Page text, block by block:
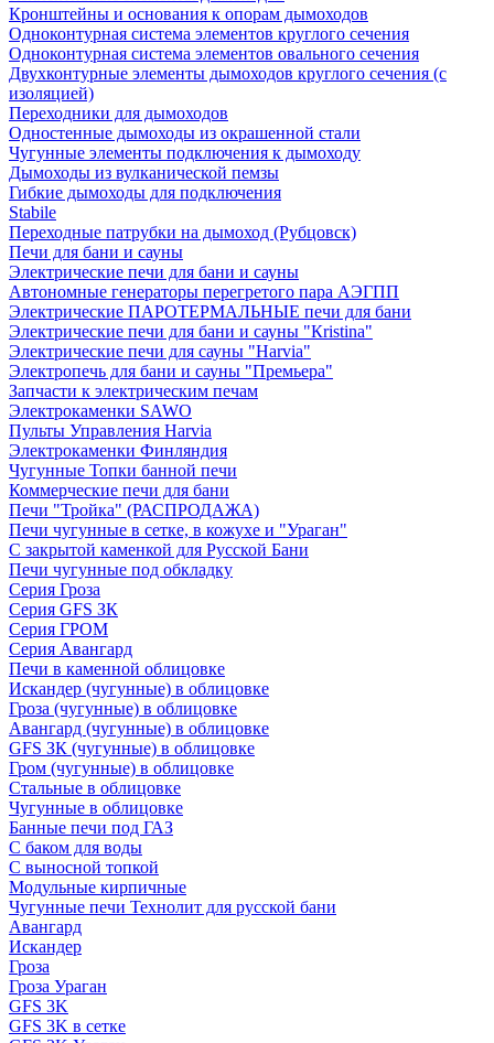
Кронштейны и основания к опорам дымоходов
Одноконтурная система элементов круглого сечения
Одноконтурная система элементов овального сечения
Двухконтурные элементы дымоходов круглого сечения (с
изоляцией)
Переходники для дымоходов
Одностенные дымоходы из окрашенной стали
Чугунные элементы подключения к дымоходу
Дымоходы из вулканической пемзы
Гибкие дымоходы для подключения
Stabile
Переходные патрубки на дымоход (Рубцовск)
Печи для бани и сауны
Электрические печи для бани и сауны
Автономные генераторы перегретого пара АЭГПП
Электрические ПАРОТЕРМАЛЬНЫЕ печи для бани
Электрические печи для бани и сауны "Кristina"
Электрические печи для сауны "Harvia"
Электропечь для бани и сауны "Премьера"
Запчасти к электрическим печам
Электрокаменки SAWO
Пульты Управления Harvia
Электрокаменки Финляндия
Чугунные Топки банной печи
Коммерческие печи для бани
Печи "Тройка" (РАСПРОДАЖА)
Печи чугунные в сетке, в кожухе и "Ураган"
С закрытой каменкой для Русской Бани
Печи чугунные под обкладку
Серия Гроза
Серия GFS ЗК
Серия ГРОМ
Серия Авангард
Печи в каменной облицовке
Искандер (чугунные) в облицовке
Гроза (чугунные) в облицовке
Авангард (чугунные) в облицовке
GFS ЗК (чугунные) в облицовке
Гром (чугунные) в облицовке
Стальные в облицовке
Чугунные в облицовке
Банные печи под ГАЗ
С баком для воды
С выносной топкой
Модульные кирпичные
Чугунные печи Технолит для русской бани
Авангард
Искандер
Гроза
Гроза Ураган
GFS 3K
GFS 3K в сетке